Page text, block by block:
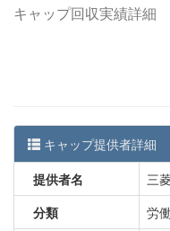
キャップ回収実績詳細
キャップ提供者詳細
提供者名
三
分類
労